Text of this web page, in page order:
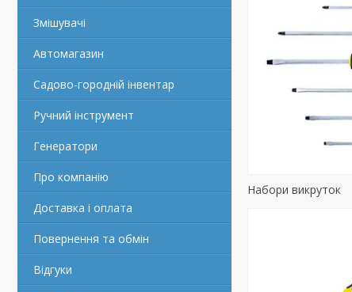
Змішувачі
Автомагазин
Садово-городній інвентар
Ручний інструмент
Генератори
Про компанію
Доставка і оплата
Повернення та обмін
Відгуки
Набори викруток